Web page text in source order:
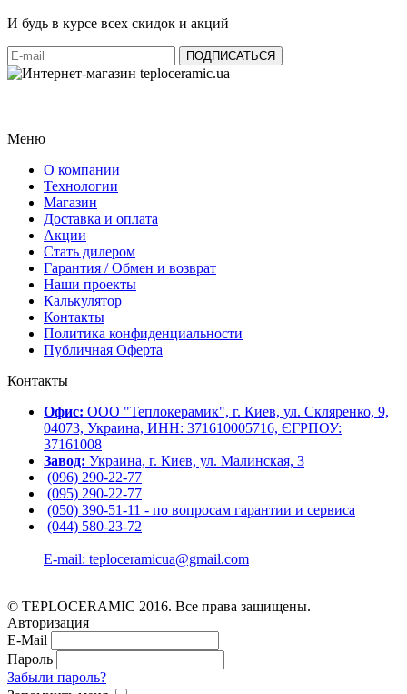
И будь в курсе всех скидок и акций
Меню
О компании
Технологии
Магазин
Доставка и оплата
Акции
Стать дилером
Гарантия / Обмен и возврат
Наши проекты
Калькулятор
Контакты
Политика конфиденциальности
Публичная Оферта
Контакты
Офис: ООО "Теплокерамик", г. Киев, ул. Скляренко, 9,
04073, Украина, ИНН: 371610005716, ЄГРПОУ:
37161008
Завод: Украина, г. Киев, ул. Малинская, 3
(096) 290-22-77
(095) 290-22-77
(050) 390-51-11 - по вопросам гарантии и cервиса
(044) 580-23-72
E-mail: teploceramicua@gmail.com
© TEPLOCERAMIC 2016. Все права защищены.
Авторизация
E-Mail
Пароль
Забыли пароль?